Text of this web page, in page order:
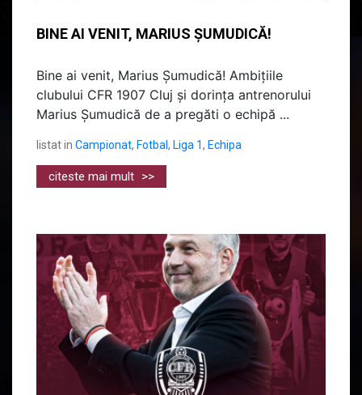
BINE AI VENIT, MARIUS ȘUMUDICĂ!
Bine ai venit, Marius Șumudică! Ambițiile
clubului CFR 1907 Cluj și dorința antrenorului
Marius Șumudică de a pregăti o echipă ...
listat in Campionat, Fotbal , Liga 1, Echipa
citeste mai mult >>